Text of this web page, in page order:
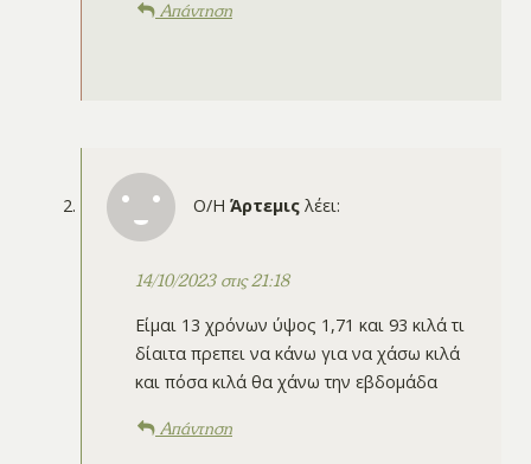
Απάντηση
Ο/ΗΆρτεμις λέει:
14/10/2023 στις 21:18
Είμαι 13 χρόνων ύψος 1,71 και 93 κιλά τι
δίαιτα πρεπει να κάνω για να χάσω κιλά
και πόσα κιλά θα χάνω την εβδομάδα
Απάντηση